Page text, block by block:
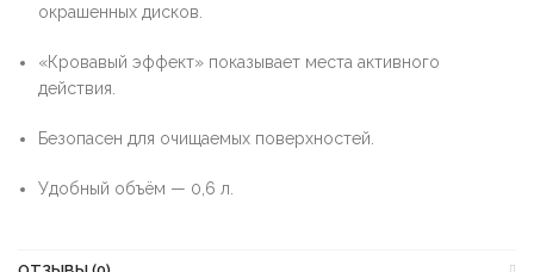
окрашенных дисков.
«Кровавый эффект» показывает места активного
действия.
Безопасен для очищаемых поверхностей.
Удобный объём — 0,6 л.